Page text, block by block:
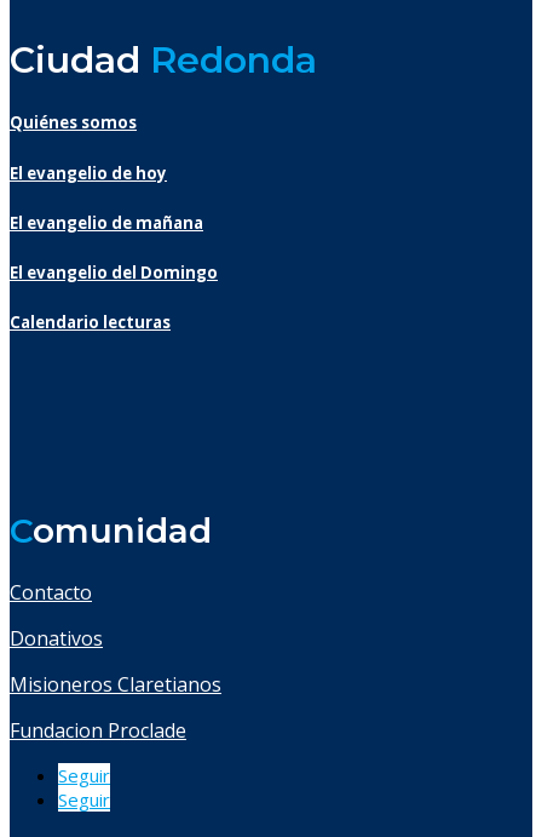
Ciudad Redonda
Quiénes somos
El evangelio de hoy
El evangelio de mañana
El evangelio del Domingo
Calendario lecturas
Comunidad
Contacto
Donativos
Misioneros Claretianos
Fundacion Proclade
Seguir
Seguir